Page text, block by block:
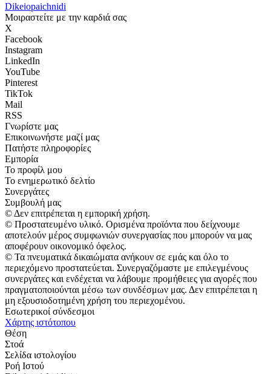
Dikeiopaichnidi
Μοιραστείτε με την καρδιά σας
X
Facebook
Instagram
LinkedIn
YouTube
Pinterest
TikTok
Mail
RSS
Γνωρίστε μας
Επικοινωνήστε μαζί μας
Πατήστε πληροφορίες
Εμπορία
Το προφίλ μου
Το ενημερωτικό δελτίο
Συνεργάτες
Συμβουλή μας
© Δεν επιτρέπεται η εμπορική χρήση.
© Προστατευμένο υλικό. Ορισμένα προϊόντα που δείχνουμε
αποτελούν μέρος συμφωνιών συνεργασίας που μπορούν να μας
αποφέρουν οικονομικό όφελος.
© Τα πνευματικά δικαιώματα ανήκουν σε εμάς και όλο το
περιεχόμενο προστατεύεται. Συνεργαζόμαστε με επιλεγμένους
συνεργάτες και ενδέχεται να λάβουμε προμήθειες για αγορές που
πραγματοποιούνται μέσω των συνδέσμων μας. Δεν επιτρέπεται η
μη εξουσιοδοτημένη χρήση του περιεχομένου.
Εσωτερικοί σύνδεσμοι
Χάρτης ιστότοπου
Θέση
Στοά
Σελίδα ιστολογίου
Ροή Ιστού